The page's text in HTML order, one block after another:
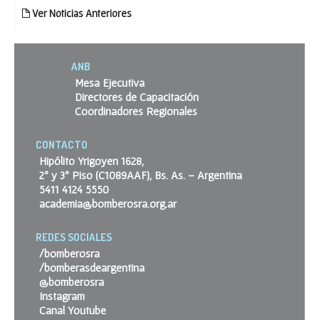
Ver Noticias Anteriores
ANB
Mesa Ejecutiva
Directores de Capacitación
Coordinadores Regionales
CONTACTO
Hipólito Yrigoyen 1628,
2º y 3º Piso (C1089AAF), Bs. As. – Argentina
5411 4124 5550
academia@bomberosra.org.ar
REDES SOCIALES
/bomberosra
/bomberasdeargentina
@bomberosra
Instagram
Canal Youtube